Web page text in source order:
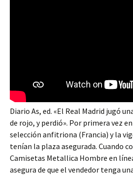
Diario As, ed. «El Real Madrid jugó
de rojo, y perdió». Por primera vez
selección anfitriona (Francia) y la
tenían la plaza asegurada. Cuando
Camisetas Metallica Hombre en
asegura de que el vendedor tenga